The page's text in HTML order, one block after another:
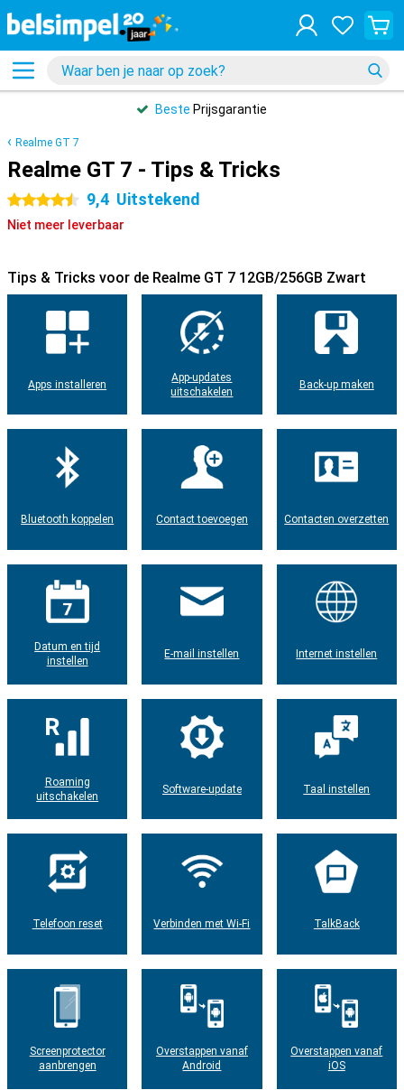
Beste Prijsgarantie
Realme GT 7
Realme GT 7 - Tips & Tricks
4.5 sterren 9,4 Uitstekend
Niet meer leverbaar
Tips & Tricks voor de Realme GT 7 12GB/256GB Zwart
Apps installeren
App-updates
uitschakelen
Back-up maken
Bluetooth koppelen Contact toevoegen Contacten overzetten
Datum en tijd
instellen
E-mail instellen Internet instellen
Roaming
uitschakelen
Software-update Taal instellen
Telefoon reset Verbinden met Wi-Fi TalkBack
Screenprotector
aanbrengen
Overstappen vanaf
Android
Overstappen vanaf
iOS